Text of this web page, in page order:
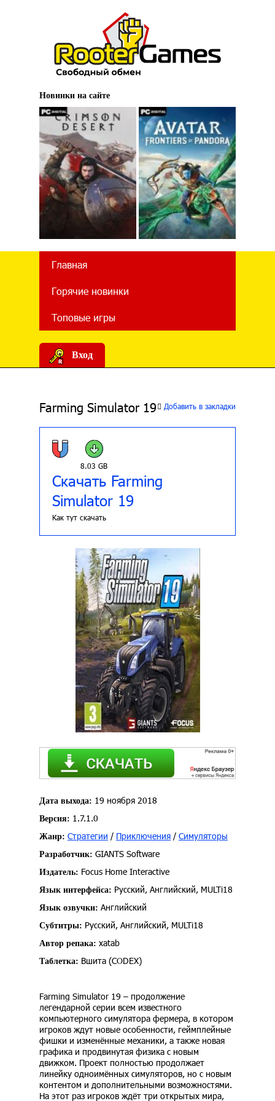
Новинки на сайте
Главная
Горячие новинки
Топовые игры
Вход
Farming Simulator 19 Добавить в закладки
8.03 GB
Скачать Farming
Simulator 19
Как тут скачать
Дата выхода: 19 ноября 2018
Версия: 1.7.1.0
Жанр: Стратегии / Приключения / Симуляторы
Разработчик: GIANTS Software
Издатель: Focus Home Interactive
Язык интерфейса: Русский, Английский, MULTi18
Язык озвучки: Английский
Субтитры: Русский, Английский, MULTi18
Автор репака: xatab
Таблетка: Вшита (CODEX)
Farming Simulator 19 – продолжение
легендарной серии всем известного
компьютерного симулятора фермера, в котором
игроков ждут новые особенности, геймплейные
фишки и изменённые механики, а также новая
графика и продвинутая физика с новым
движком. Проект полностью продолжает
линейку одноимённых симуляторов, но с новым
контентом и дополнительными возможностями.
На этот раз игроков ждёт три открытых мира,